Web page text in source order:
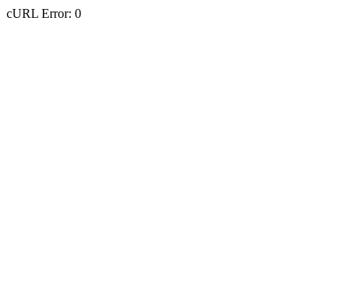
cURL Error: 0